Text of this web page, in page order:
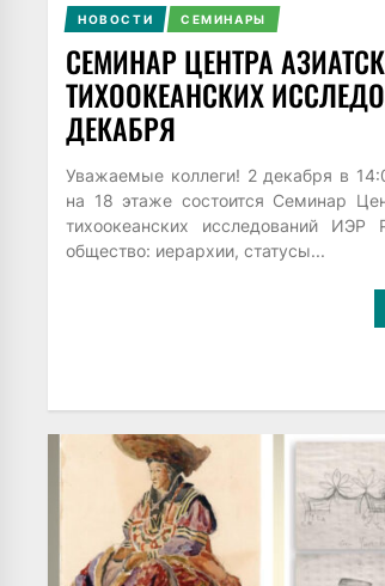
НОВОСТИ СЕМИНАРЫ
СЕМИНАР ЦЕНТРА
ТИХООКЕАНСКИХ
ДЕКАБРЯ
Уважаемые коллеги! 2 декабря в
на 18 этаже состоится Семинар
тихоокеанских исследований ИЭР
общество: иерархии, статусы...